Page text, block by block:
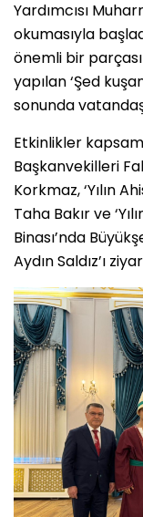
Yardımcısı
okumasıyla
önemli bir
yapılan ‘Şed
sonunda
Etkinlikler
Başkanvekilleri
Korkmaz, ‘Yılın
Taha Bakır ve
Binası’nda
Aydın Saldız’ı